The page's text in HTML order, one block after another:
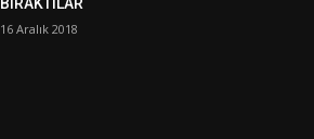
16 Aralık 2018